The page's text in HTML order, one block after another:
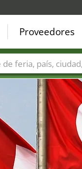
Proveedores
Países Ciudades